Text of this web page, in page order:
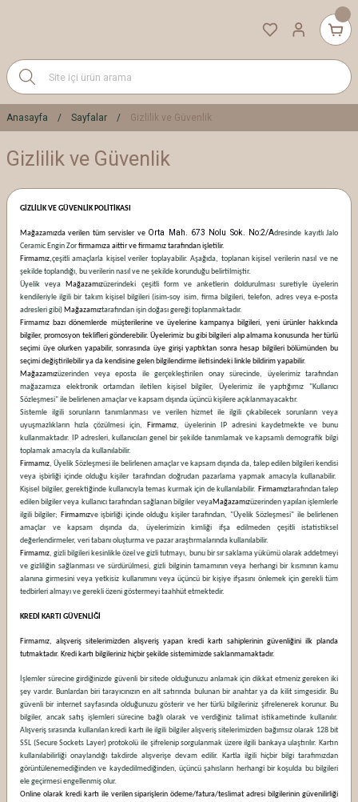
Anasayfa Sayfalar Gizlilik ve Güvenlik
Gizlilik ve Güvenlik
GİZLİLİK VE GÜVENLİK POLİTİKASI
Mağazamızda verilen tüm servisler ve Orta Mah. 673 Nolu Sok. No:2/Adresinde kayıtlı Jalo
Ceramic Engin Zorfirmamıza aittir ve firmamız tarafından işletilir.
Firmamız,çeşitli amaçlarla kişisel veriler toplayabilir. Aşağıda, toplanan kişisel verilerin nasıl ve ne
şekilde toplandığı, bu verilerin nasıl ve ne şekilde korunduğu belirtilmiştir.
Üyelik veya Mağazamızüzerindeki çeşitli form ve anketlerin doldurulması suretiyle üyelerin
kendileriyle ilgili bir takım kişisel bilgileri (isim-soy isim, firma bilgileri, telefon, adres veya e-posta
adresleri gibi) Mağazamıztarafından işin doğası gereği toplanmaktadır.
Firmamız bazı dönemlerde müşterilerine ve üyelerine kampanya bilgileri, yeni ürünler hakkında
bilgiler, promosyon teklifleri gönderebilir. Üyelerimiz bu gibi bilgileri alıp almama konusunda her türlü
seçimi üye olurken yapabilir, sonrasında üye girişi yaptıktan sonra hesap bilgileri bölümünden bu
seçimi değiştirilebilir ya da kendisine gelen bilgilendirme iletisindeki linkle bildirim yapabilir.
Mağazamızüzerinden veya eposta ile gerçekleştirilen onay sürecinde, üyelerimiz tarafından
mağazamıza elektronik ortamdan iletilen kişisel bilgiler, Üyelerimiz ile yaptığımız "Kullanıcı
Sözleşmesi" ile belirlenen amaçlar ve kapsam dışında üçüncü kişilere açıklanmayacaktır.
Sistemle ilgili sorunların tanımlanması ve verilen hizmet ile ilgili çıkabilecek sorunların veya
uyuşmazlıkların hızla çözülmesi için, Firmamız, üyelerinin IP adresini kaydetmekte ve bunu
kullanmaktadır. IP adresleri, kullanıcıları genel bir şekilde tanımlamak ve kapsamlı demografik bilgi
toplamak amacıyla da kullanılabilir.
Firmamız, Üyelik Sözleşmesi ile belirlenen amaçlar ve kapsam dışında da, talep edilen bilgileri kendisi
veya işbirliği içinde olduğu kişiler tarafından doğrudan pazarlama yapmak amacıyla kullanabilir.
Kişisel bilgiler, gerektiğinde kullanıcıyla temas kurmak için de kullanılabilir. Firmamıztarafından talep
edilen bilgiler veya kullanıcı tarafından sağlanan bilgiler veyaMağazamızüzerinden yapılan işlemlerle
ilgili bilgiler; Firmamızve işbirliği içinde olduğu kişiler tarafından, "Üyelik Sözleşmesi" ile belirlenen
amaçlar ve kapsam dışında da, üyelerimizin kimliği ifşa edilmeden çeşitli istatistiksel
değerlendirmeler, veri tabanı oluşturma ve pazar araştırmalarında kullanılabilir.
Firmamız, gizli bilgileri kesinlikle özel ve gizli tutmayı, bunu bir sır saklama yükümü olarak addetmeyi
ve gizliliğin sağlanması ve sürdürülmesi, gizli bilginin tamamının veya herhangi bir kısmının kamu
alanına girmesini veya yetkisiz kullanımını veya üçüncü bir kişiye ifşasını önlemek için gerekli tüm
tedbirleri almayı ve gerekli özeni göstermeyi taahhüt etmektedir.
KREDİ KARTI GÜVENLİĞİ
Firmamız, alışveriş sitelerimizden alışveriş yapan kredi kartı sahiplerinin güvenliğini ilk planda
tutmaktadır. Kredi kartı bilgileriniz hiçbir şekilde sistemimizde saklanmamaktadır.
İşlemler sürecine girdiğinizde güvenli bir sitede olduğunuzu anlamak için dikkat etmeniz gereken iki
şey vardır. Bunlardan biri tarayıcınızın en alt satırında bulunan bir anahtar ya da kilit simgesidir. Bu
güvenli bir internet sayfasında olduğunuzu gösterir ve her türlü bilgileriniz şifrelenerek korunur. Bu
bilgiler, ancak satış işlemleri sürecine bağlı olarak ve verdiğiniz talimat istikametinde kullanılır.
Alışveriş sırasında kullanılan kredi kartı ile ilgili bilgiler alışveriş sitelerimizden bağımsız olarak 128 bit
SSL (Secure Sockets Layer) protokolü ile şifrelenip sorgulanmak üzere ilgili bankaya ulaştırılır. Kartın
kullanılabilirliği onaylandığı takdirde alışverişe devam edilir. Kartla ilgili hiçbir bilgi tarafımızdan
görüntülenemediğinden ve kaydedilmediğinden, üçüncü şahısların herhangi bir koşulda bu bilgileri
ele geçirmesi engellenmiş olur.
Online olarak kredi kartı ile verilen siparişlerin ödeme/fatura/teslimat adresi bilgilerinin güvenilirliği